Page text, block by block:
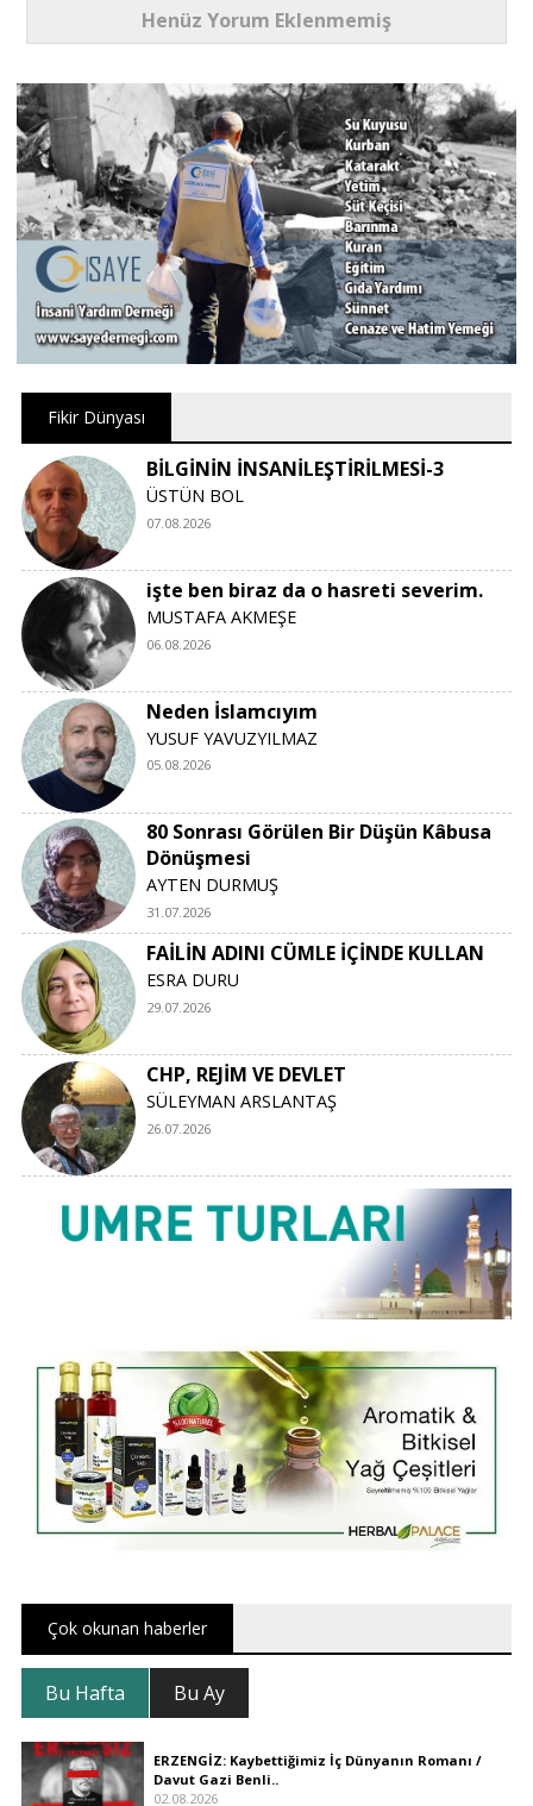
Henüz Yorum Eklenmemiş
Fikir Dünyası
BİLGİNİN İNSANİLEŞTİRİLMESİ-3
ÜSTÜN BOL
07.08.2026
işte ben biraz da o hasreti severim.
MUSTAFA AKMEŞE
06.08.2026
Neden İslamcıyım
YUSUF YAVUZYILMAZ
05.08.2026
80 Sonrası Görülen Bir Düşün Kâbusa
Dönüşmesi
AYTEN DURMUŞ
31.07.2026
FAİLİN ADINI CÜMLE İÇİNDE KULLAN
ESRA DURU
29.07.2026
CHP, REJİM VE DEVLET
SÜLEYMAN ARSLANTAŞ
26.07.2026
Çok okunan haberler
Bu Hafta Bu Ay
ERZENGİZ: Kaybettiğimiz İç Dünyanın Romanı /
Davut Gazi Benli..
02.08.2026